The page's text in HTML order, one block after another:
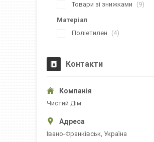
Товари зі знижками
9
Матеріал
Поліетилен
4
Контакти
Чистий Дім
Івано-Франківськ, Україна